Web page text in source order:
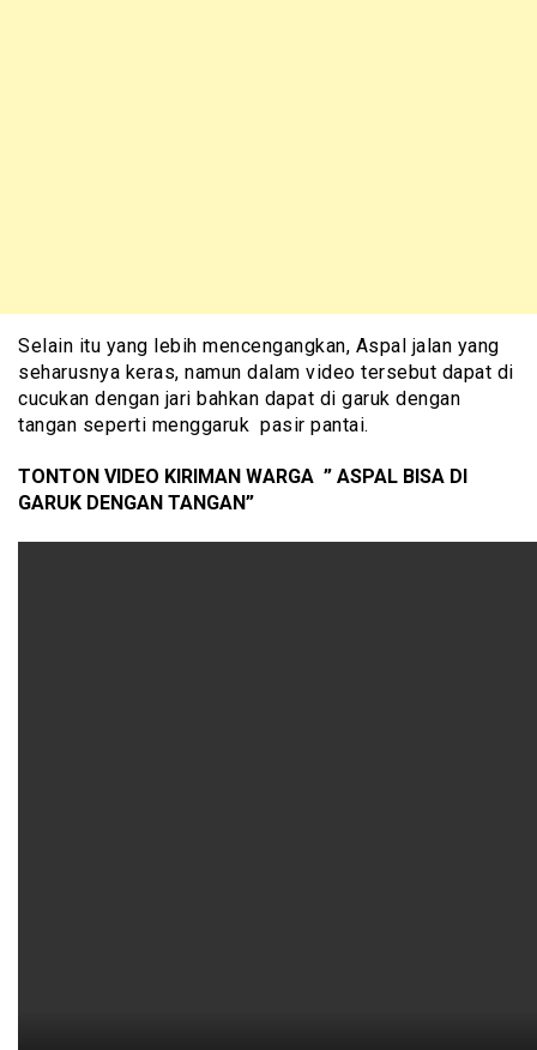
Selain itu yang lebih mencengangkan, Aspal jalan yang
seharusnya keras, namun dalam video tersebut dapat di
cucukan dengan jari bahkan dapat di garuk dengan
tangan seperti menggaruk pasir pantai.
TONTON VIDEO KIRIMAN WARGA ” ASPAL BISA DI
GARUK DENGAN TANGAN”